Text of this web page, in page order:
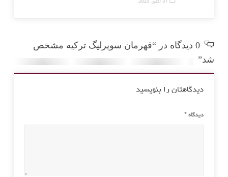
0 دیدگاه در “قهرمان سوپرلیگ ترکیه مشخص
شد”
دیدگاهتان را بنویسید
دیدگاه *